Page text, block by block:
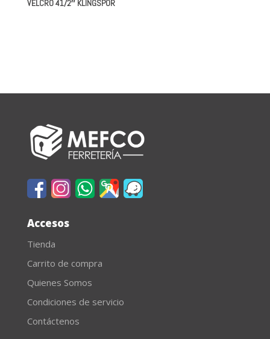
VELCRO 41/2″ KLINGSPOR
Accesos
Tienda
Carrito de compra
Quienes Somos
Condiciones de servicio
Contáctenos